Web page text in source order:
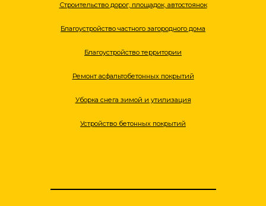
Строительство дорог, площадок, автостоянок
Благоустройство частного загородного дома
Благоустройство территории
Ремонт асфальтобетонных покрытий
Уборка снега зимой и утилизация
Устройство бетонных покрытий